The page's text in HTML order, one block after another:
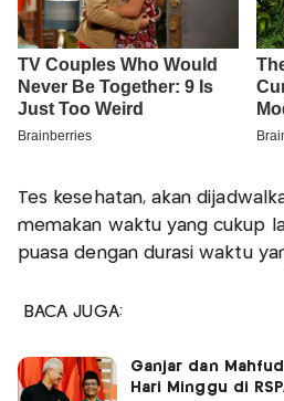
Tes kesehatan, akan
memakan waktu yang cukup
puasa dengan durasi waktu
BACA JUGA:
Ganjar dan
Hari Minggu di